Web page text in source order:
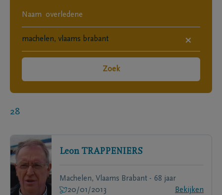
×
Zoek
28
Leon TRAPPENIERS
Machelen, Vlaams Brabant - 68 jaar
20/01/2013
Bekijken